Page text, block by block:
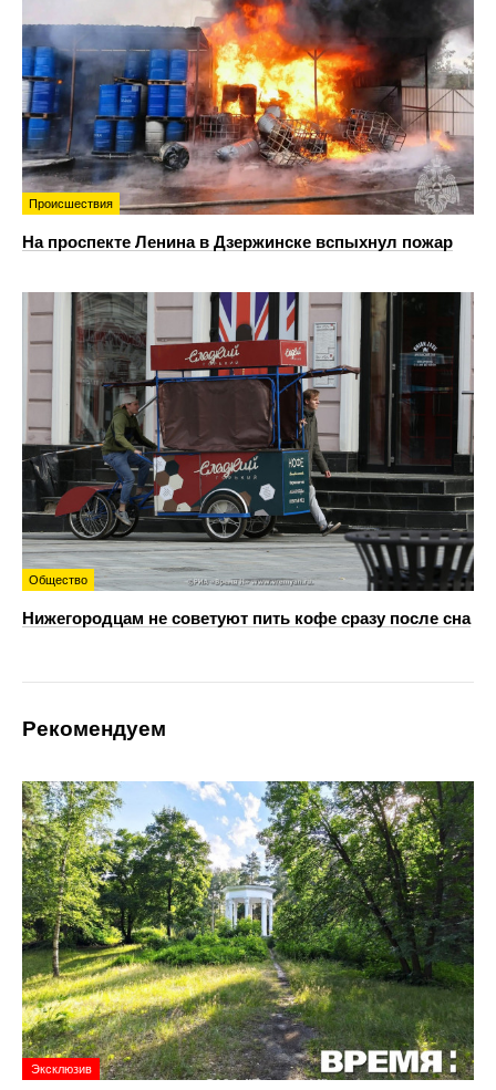
Происшествия
На проспекте Ленина в Дзержинске вспыхнул пожар
Общество
Нижегородцам не советуют пить кофе сразу после сна
Рекомендуем
Эксклюзив